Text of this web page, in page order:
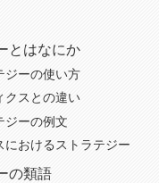
とはなにか
ジーの使い方
クスとの違い
ジーの例文
におけるストラテジー
の類語